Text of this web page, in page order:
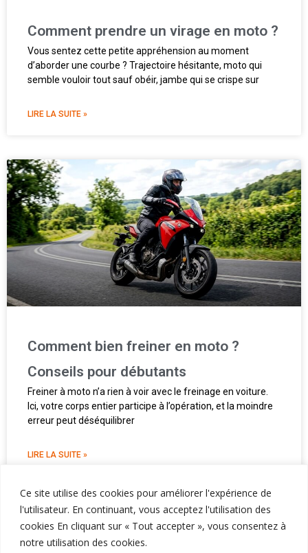
Ce site utilise des cookies pour améliorer l'expérience de
l'utilisateur. En continuant, vous acceptez l'utilisation des
cookies En cliquant sur « Tout accepter », vous consentez à
notre utilisation des cookies.
Comment prendre un virage en moto ?
Vous sentez cette petite appréhension au moment
d’aborder une courbe ? Trajectoire hésitante, moto qui
semble vouloir tout sauf obéir, jambe qui se crispe sur
LIRE LA SUITE »
Comment bien freiner en moto ?
Conseils pour débutants
Freiner à moto n’a rien à voir avec le freinage en voiture.
Ici, votre corps entier participe à l’opération, et la moindre
erreur peut déséquilibrer
LIRE LA SUITE »
Liens utiles Rubriques